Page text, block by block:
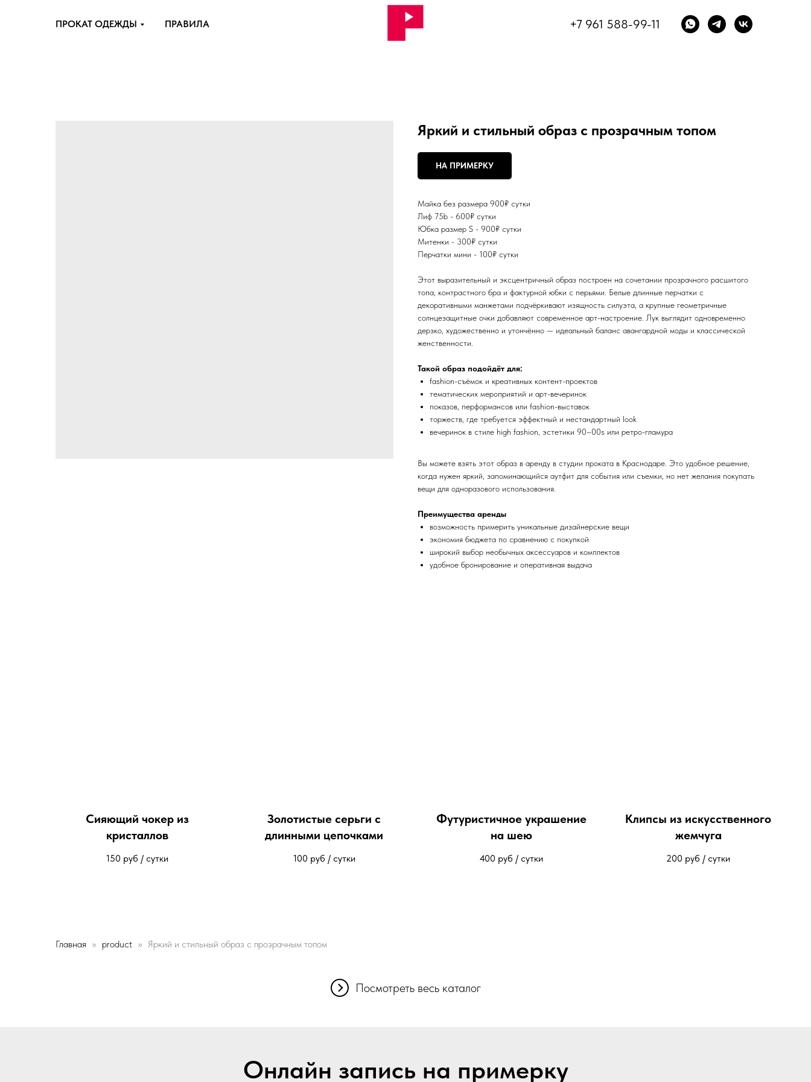
ПРОКАТ ОДЕЖДЫ ПРАВИЛА +7 961 588-99-11
Яркий и стильный образ с прозрачным топом
НА ПРИМЕРКУ
Майка без размера 900₽ сутки
Лиф 75b - 600₽ сутки
Юбка размер S - 900₽ сутки
Митенки - 300₽ сутки
Перчатки мини - 100₽ сутки
Этот выразительный и эксцентричный образ построен на сочетании прозрачного расшитого
топа, контрастного бра и фактурной юбки с перьями. Белые длинные перчатки с
декоративными манжетами подчёркивают изящность силуэта, а крупные геометричные
солнцезащитные очки добавляют современное арт-настроение. Лук выглядит одновременно
дерзко, художественно и утончённо — идеальный баланс авангардной моды и классической
женственности.
Такой образ подойдёт для:
fashion-съёмок и креативных контент-проектов
тематических мероприятий и арт-вечеринок
показов, перформансов или fashion-выставок
торжеств, где требуется эффектный и нестандартный look
вечеринок в стиле high fashion, эстетики 90–00s или ретро-гламура
Вы можете взять этот образ в аренду в студии проката в Краснодаре. Это удобное решение,
когда нужен яркий, запоминающийся аутфит для события или съемки, но нет желания покупать
вещи для одноразового использования.
Преимущества аренды
возможность примерить уникальные дизайнерские вещи
экономия бюджета по сравнению с покупкой
широкий выбор необычных аксессуаров и комплектов
удобное бронирование и оперативная выдача
Сияющий чокер из
кристаллов
150 руб / сутки
Золотистые серьги с
длинными цепочками
100 руб / сутки
Футуристичное украшение
на шею
400 руб / сутки
Клипсы из искусственного
жемчуга
200 руб / сутки
Главная product Яркий и стильный образ с прозрачным топом
Посмотреть весь каталог
Онлайн запись на примерку